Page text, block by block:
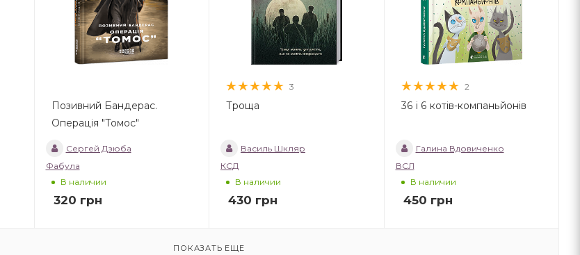
Позивний Бандерас.
Операція "Томос"
Сергей Дзюба
Фабула
В наличии
320 грн
3
Троща
Василь Шкляр
КСД
В наличии
430 грн
2
36 і 6 котів-компаньйонів
Галина Вдовиченко
ВСЛ
В наличии
450 грн
ПОКАЗАТЬ ЕЩЕ